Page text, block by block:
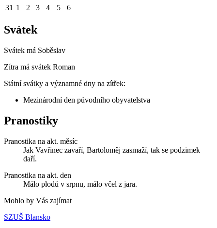
31 1 2 3 4 5 6
Svátek
Svátek má Soběslav
Zítra má svátek Roman
Státní svátky a významné dny na zítřek:
Mezinárodní den původního obyvatelstva
Pranostiky
Pranostika na akt. měsíc
Jak Vavřinec zavaří, Bartoloměj zasmaží, tak se podzimek
daří.
Pranostika na akt. den
Málo plodů v srpnu, málo včel z jara.
Mohlo by Vás zajímat
SZUŠ Blansko